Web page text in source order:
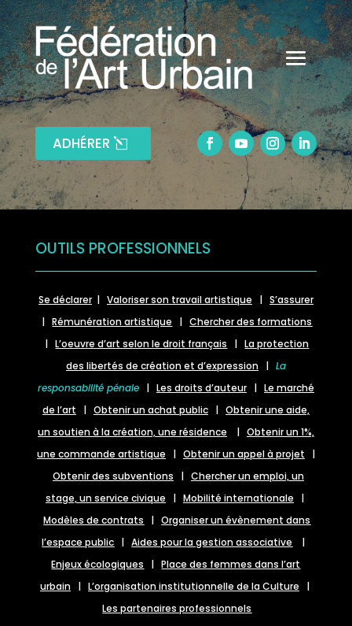
ADHÉRER
OUTILS PROFESSIONNELS
Se déclarer| Valoriser son travail artistique | S’assurer
|Rémunération artistique |Chercher des formations
|L’oeuvre d’art selon le droit français |La protection
des libertés de création et d’expression| La
responsabilité pénale| Les droits d’auteur| Le marché
de l’art | Obtenir un achat public| Obtenir une aide,
un soutien à la création, une résidence | Obtenir un 1%,
une commande artistique | Obtenir un appel à projet |
Obtenir des subventions | Chercher un emploi, un
stage, un service civique | Mobilité internationale |
Modèles de contrats |Organiser un évènement dans
l’espace public |Aides pour la gestion associative |
Enjeux écologiques |Place des femmes dans l’art
urbain| L’organisation institutionnelle de la Culture |
Les partenaires professionnels